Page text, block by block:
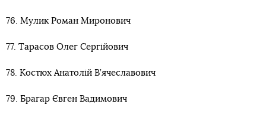
76. Мулик Роман Миронович
77. Тарасов Олег Сергійович
78. Костюх Анатолій В’ячеславович
79. Брагар Євген Вадимович